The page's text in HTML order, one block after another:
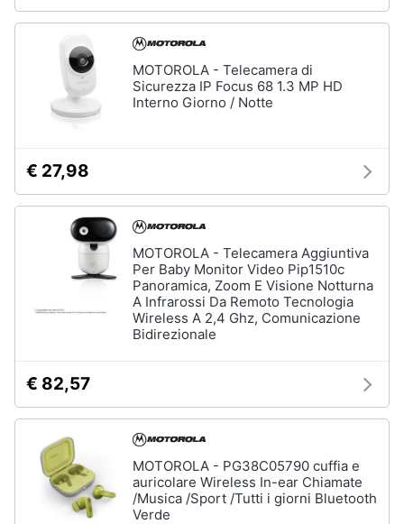
Assistenza
clienti
MOTOROLA - Telecamera di
Sicurezza IP Focus 68 1.3 MP HD
Interno Giorno / Notte
€ 27,98
MOTOROLA - Telecamera Aggiuntiva
Per Baby Monitor Video Pip1510c
Panoramica, Zoom E Visione Notturna
A Infrarossi Da Remoto Tecnologia
Wireless A 2,4 Ghz, Comunicazione
Bidirezionale
€ 82,57
MOTOROLA - PG38C05790 cuffia e
auricolare Wireless In-ear Chiamate
/Musica /Sport /Tutti i giorni Bluetooth
Verde